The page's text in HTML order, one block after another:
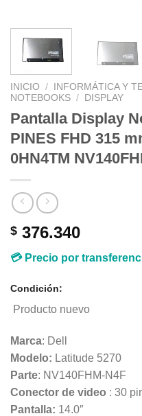
INICIO / INFORMÁTICA Y
NOTEBOOKS / DISPLAY
Pantalla Display
PINES FHD 315
0HN4TM
$ 376.340
💳 Precio por
Condición:
Producto nuevo
Marca: Dell
Modelo: Latitude 5270
Parte: NV140FHM-N4F
Conector de video : 30
Pantalla: 14.0″